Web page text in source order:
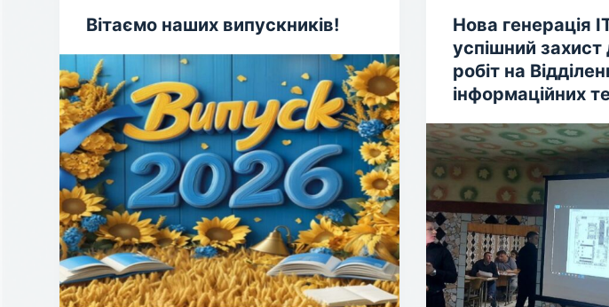
Вітаємо наших випускників!
Нова генерація
успішний
робіт на
інформаційних